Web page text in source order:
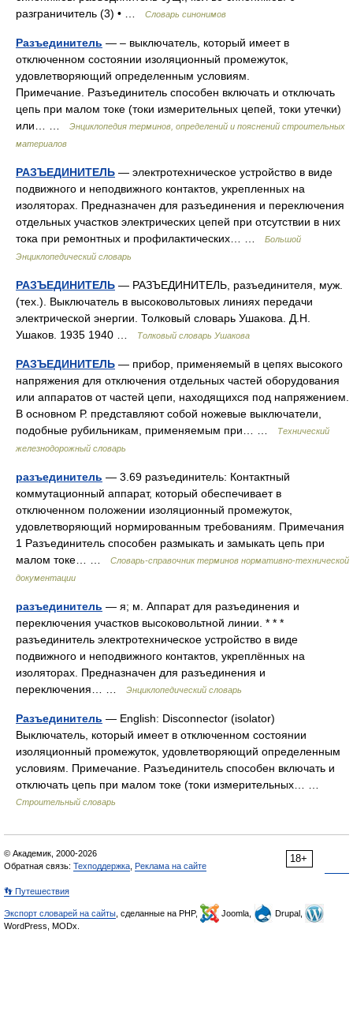
разграничитель (3) • …
Словарь синонимов
Разъединитель — – выключатель, который имеет в
отключенном состоянии изоляционный промежуток,
удовлетворяющий определенным условиям.
Примечание. Разъединитель способен включать и отключать
цепь при малом токе (токи измерительных цепей, токи утечки)
или… …
Энциклопедия терминов, определений и пояснений строительных
материалов
РАЗЪЕДИНИТЕЛЬ — электротехническое устройство в виде
подвижного и неподвижного контактов, укрепленных на
изоляторах. Предназначен для разъединения и переключения
отдельных участков электрических цепей при отсутствии в них
тока при ремонтных и профилактических… …
Большой
Энциклопедический словарь
РАЗЪЕДИНИТЕЛЬ — РАЗЪЕДИНИТЕЛЬ, разъединителя, муж.
(тех.). Выключатель в высоковольтовых линиях передачи
электрической энергии. Толковый словарь Ушакова. Д.Н.
Ушаков. 1935 1940 …
Толковый словарь Ушакова
РАЗЪЕДИНИТЕЛЬ — прибор, применяемый в цепях высокого
напряжения для отключения отдельных частей оборудования
или аппаратов от частей цепи, находящихся под напряжением.
В основном Р. представляют собой ножевые выключатели,
подобные рубильникам, применяемым при… …
Технический
железнодорожный словарь
разъединитель — 3.69 разъединитель: Контактный
коммутационный аппарат, который обеспечивает в
отключенном положении изоляционный промежуток,
удовлетворяющий нормированным требованиям. Примечания
1 Разъединитель способен размыкать и замыкать цепь при
малом токе… …
Словарь-справочник терминов нормативно-технической
документации
разъединитель — я; м. Аппарат для разъединения и
переключения участков высоковольтной линии. * * *
разъединитель электротехническое устройство в виде
подвижного и неподвижного контактов, укреплённых на
изоляторах. Предназначен для разъединения и
переключения… …
Энциклопедический словарь
Разъединитель — English: Disconnector (isolator)
Выключатель, который имеет в отключенном состоянии
изоляционный промежуток, удовлетворяющий определенным
условиям. Примечание. Разъединитель способен включать и
отключать цепь при малом токе (токи измерительных… …
Строительный словарь
18+
© Академик, 2000-2026
Обратная связь: Техподдержка Реклама на сайте
👣 Путешествия
Экспорт словарей на сайты , сделанные на PHP, Joomla,
Drupal,
WordPress, MODx.